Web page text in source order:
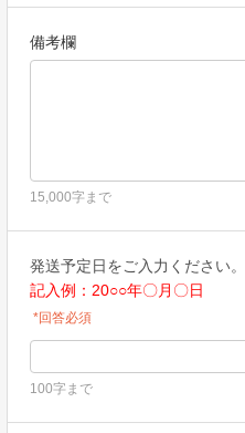
備考欄
15,000字まで
発送予定日をご入力ください。
記入例：20○○年〇月〇日
*回答必須
100字まで